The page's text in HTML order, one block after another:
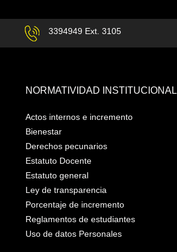
3394949 Ext. 3105
NORMATIVIDAD INSTITUCIONAL
Actos internos e incremento
Bienestar
Derechos pecunarios
Estatuto Docente
Estatuto general
Ley de transparencia
Porcentaje de incremento
Reglamentos de estudiantes
Uso de datos Personales